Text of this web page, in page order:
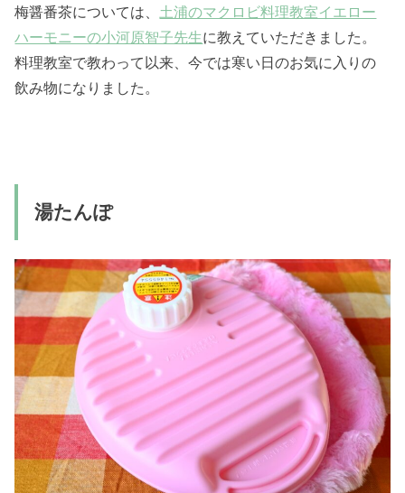
梅醤番茶については、 土浦のマクロビ料理教室イエロー
ハーモニーの小河原智子先生に教えていただきました。
料理教室で教わって以来、今では寒い日のお気に入りの
飲み物になりました。
湯たんぽ